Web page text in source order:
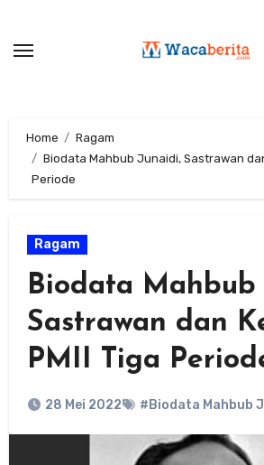
content
Home
Ragam
Biodata Mahbub Junaidi, Sastrawan
Periode
Ragam
Biodata Mahbub
Sastrawan dan
PMII Tiga
28 Mei 2022 #Biodata Mahbub